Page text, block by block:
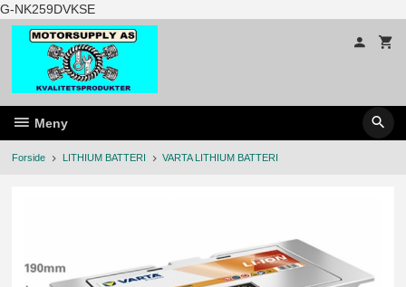
G-NK259DVKSEGå
til
innholdet
Meny
Forside LITHIUM BATTERI VARTA LITHIUM BATTERI